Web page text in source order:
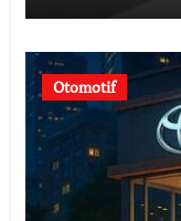
Otomotif